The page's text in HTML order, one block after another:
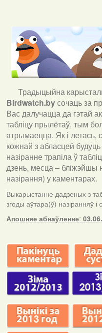
Традыцыйна
Birdwatch.byсочаць за
Вас далучацца да гэтай
табліцу прылётаў, тым
атрымаецца. Як і
кожнай з абласцей
назіранне трапіла ў
дзень, месца – бліжэйшы
назірання) у каментарах.
Выкарыстанне дадзеных з
згоды аўтара(ў) назіранняў і
Апошняе абнаўленне: